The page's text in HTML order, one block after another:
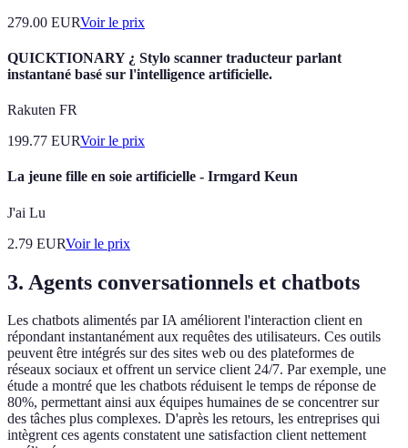
279.00 EURVoir le prix
QUICKTIONARY ¿ Stylo scanner traducteur parlant
instantané basé sur l'intelligence artificielle.
Rakuten FR
199.77 EURVoir le prix
La jeune fille en soie artificielle - Irmgard Keun
J'ai Lu
2.79 EURVoir le prix
3. Agents conversationnels et chatbots
Les chatbots alimentés par IA améliorent l'interaction client en
répondant instantanément aux requêtes des utilisateurs. Ces outils
peuvent être intégrés sur des sites web ou des plateformes de
réseaux sociaux et offrent un service client 24/7. Par exemple, une
étude a montré que les chatbots réduisent le temps de réponse de
80%, permettant ainsi aux équipes humaines de se concentrer sur
des tâches plus complexes. D'après les retours, les entreprises qui
intègrent ces agents constatent une satisfaction client nettement